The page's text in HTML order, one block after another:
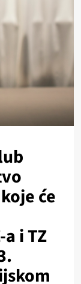
koje će
i TZ